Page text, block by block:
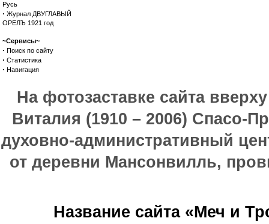
Русь
· Журнал ДВУГЛАВЫЙ
ОРЕЛЪ 1921 год
~Сервисы~
· Поиск по сайту
· Статистика
· Навигация
На фотозаставке сайта
Виталия (1910 – 2006) Спасо-
духовно-административный
от деревни Мансонвилль,
Название сайта «Меч и